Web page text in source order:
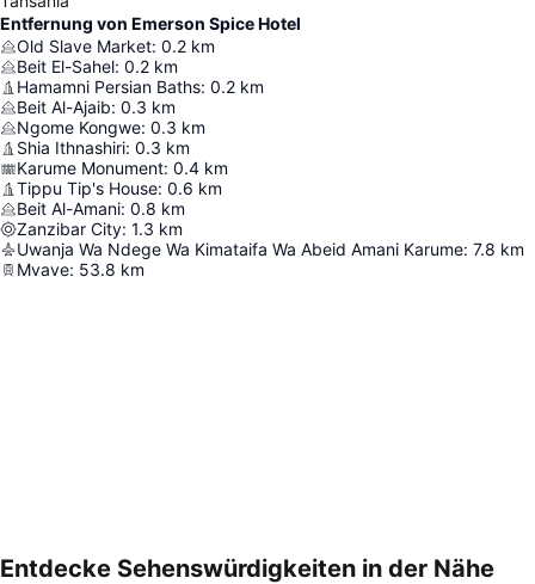
Entfernung von Emerson Spice Hotel
Old Slave Market: 0.2 km
Beit El-Sahel: 0.2 km
Hamamni Persian Baths: 0.2 km
Beit Al-Ajaib: 0.3 km
Ngome Kongwe: 0.3 km
Shia Ithnashiri: 0.3 km
Karume Monument: 0.4 km
Tippu Tip's House: 0.6 km
Beit Al-Amani: 0.8 km
Zanzibar City: 1.3 km
Uwanja Wa Ndege Wa Kimataifa Wa Abeid Amani Karume: 7.8 km
Mvave: 53.8 km
Entdecke Sehenswürdigkeiten in der Nähe